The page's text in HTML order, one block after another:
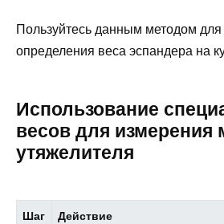
Пользуйтесь данным методом для
определения веса эспандера на
Использование
весов для измерения
утяжелителя
Шаг Действие